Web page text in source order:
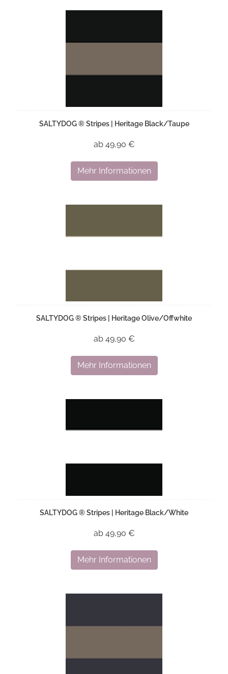
SALTYDOG ® Stripes | Heritage Black/Taupe
ab 49,90 €
Mehr Informationen
SALTYDOG ® Stripes | Heritage Olive/Offwhite
ab 49,90 €
Mehr Informationen
SALTYDOG ® Stripes | Heritage Black/White
ab 49,90 €
Mehr Informationen